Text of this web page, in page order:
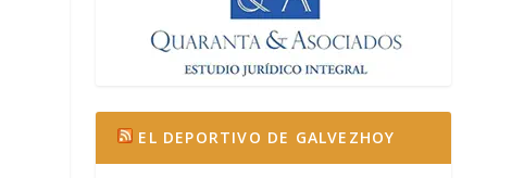
EL DEPORTIVO DE GALVEZHOY